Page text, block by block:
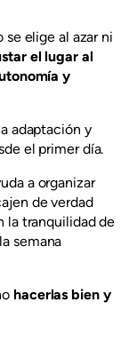
elige al azar ni
el lugar al
y
adaptación y
el primer día.
a organizar
de verdad
la tranquilidad de
semana
hacerlas bien y